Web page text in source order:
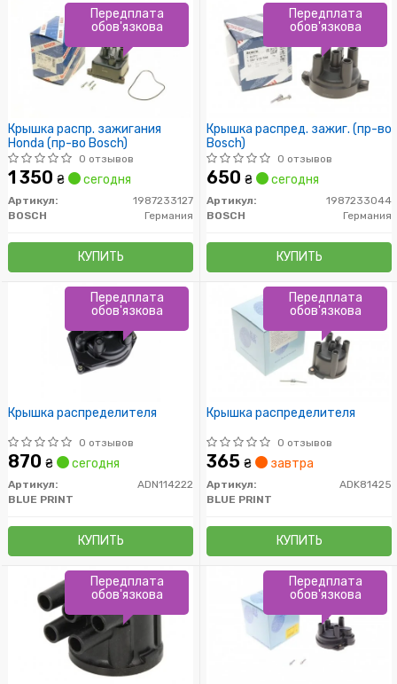
Крышка распр. зажигания
Honda (пр-во Bosch)
0 отзывов
1 350 ₴ сегодня
Артикул:
1987233127
BOSCH
Германия
КУПИТЬ
Передплата
обов'язкова
Крышка распред. зажиг. (пр-во
Bosch)
0 отзывов
650 ₴ сегодня
Артикул:
1987233044
BOSCH
Германия
КУПИТЬ
Передплата
обов'язкова
Крышка распределителя
0 отзывов
870 ₴ сегодня
Артикул:
ADN114222
BLUE PRINT
КУПИТЬ
Передплата
обов'язкова
Крышка распределителя
0 отзывов
365 ₴ завтра
Артикул:
ADK81425
BLUE PRINT
КУПИТЬ
Передплата
обов'язкова
Передплата
обов'язкова
Передплата
обов'язкова